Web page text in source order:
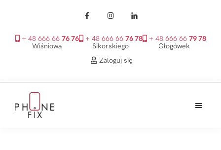
+ 48 666 66 76 76
Wiśniowa
+ 48 666 66 76 78
Sikorskiego
+ 48 666 66 79 78
Głogówek
Zaloguj się
głównego